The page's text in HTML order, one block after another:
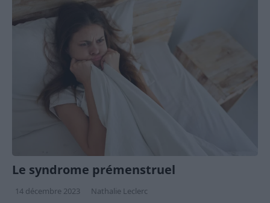
Le syndrome prémenstruel
14 décembre 2023 Nathalie Leclerc